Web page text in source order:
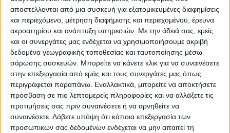
αποστέλλονται από μια συσκευή για εξατομικευμένες διαφημίσεις
και περιεχόμενο, μέτρηση διαφήμισης και περιεχομένου, έρευνα
ακροατηρίου και ανάπτυξη υπηρεσιών. Με την άδειά σας, εμείς
και οι συνεργάτες μας ενδέχεται να χρησιμοποιήσουμε ακριβή
δεδομένα γεωγραφικής τοποθεσίας και ταυτοποίησης μέσω
σάρωσης συσκευών. Μπορείτε να κάνετε κλικ για να συναινέσετε
στην επεξεργασία από εμάς και τους συνεργάτες μας όπως
περιγράφεται παραπάνω. Εναλλακτικά, μπορείτε να αποκτήσετε
πρόσβαση σε πιο λεπτομερείς πληροφορίες και να αλλάξετε τις
προτιμήσεις σας πριν συναινέσετε ή να αρνηθείτε να
συναινέσετε. Λάβετε υπόψη ότι κάποια επεξεργασία των
προσωπικών σας δεδομένων ενδέχεται να μην απαιτεί τη
1.000 θέσεις εισακτέων
«κενές» στο Πανεπιστήμιο
Θεσσαλίας
Η φέτα παραδόθηκε με τη
«βούλα» της Ελληνικής
Βουλής
ΝΕΟΣ ΑΓΩΝ